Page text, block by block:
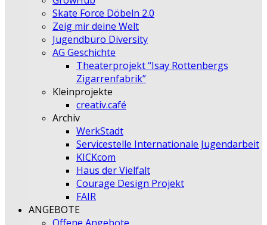
Skate Force Döbeln 2.0
Zeig mir deine Welt
Jugendbüro Diversity
AG Geschichte
Theaterprojekt “Isay Rottenbergs
Zigarrenfabrik”
Kleinprojekte
creativ.café
Archiv
WerkStadt
Servicestelle Internationale Jugendarbeit
KICKcom
Haus der Vielfalt
Courage Design Projekt
FAIR
ANGEBOTE